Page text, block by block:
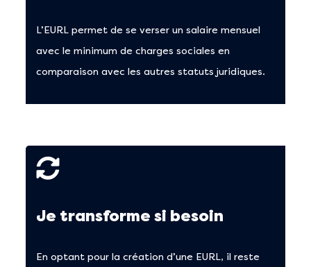
L’EURL permet de se verser un salaire mensuel
avec le minimum de charges sociales en
comparaison avec les autres statuts juridiques.
Je transforme si besoin
En optant pour la création d’une EURL, il reste